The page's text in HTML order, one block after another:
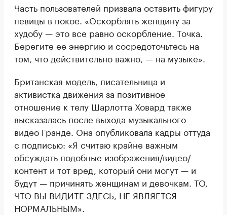
Часть пользователей призвала оставить фигуру
певицы в покое. «Оскорблять женщину за
худобу — это все равно оскорбление. Точка.
Берегите ее энергию и сосредоточьтесь на
том, что действительно важно, — на музыке».
Британская модель, писательница и
активистка движения за позитивное
отношение к телу Шарлотта Ховард также
высказалась после выхода музыкального
видео Гранде. Она опубликовала кадры оттуда
с подписью: «Я считаю крайне важным
обсуждать подобные изображения/видео/
контент и тот вред, который они могут — и
будут — причинять женщинам и девочкам. ТО,
ЧТО ВЫ ВИДИТЕ ЗДЕСЬ, НЕ ЯВЛЯЕТСЯ
НОРМАЛЬНЫМ».